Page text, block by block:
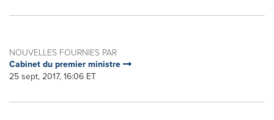
NOUVELLES FOURNIES PAR
Cabinet du premier ministre
25 sept, 2017, 16:06 ET